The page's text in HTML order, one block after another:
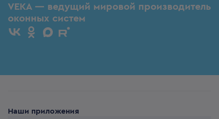
VEKA — ведущий мировой производитель
оконных систем
Наши приложения